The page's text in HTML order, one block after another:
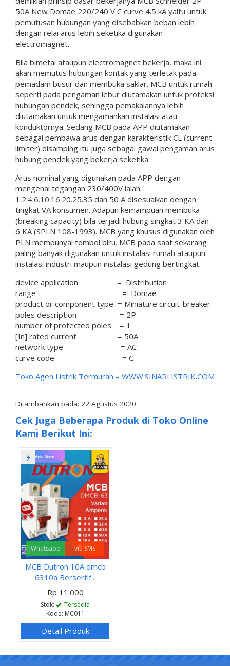
50A New Domae 220/240 V C curve 4.5 kA yaitu untuk
pemutusan hubungan yang disebabkan beban lebih
dengan relai arus lebih seketika digunakan
electromagnet.
Bila bimetal ataupun electromagnet bekerja, maka ini
akan memutus hubungan kontak yang terletak pada
pemadam busur dan membuka saklar. MCB untuk rumah
seperti pada pengaman lebur diutamakan untuk proteksi
hubungan pendek, sehingga pemakaiannya lebih
diutamakan untuk mengamankan instalasi atau
konduktornya. Sedang MCB pada APP diutamakan
sebagai pembawa arus dengan karakteristik CL (current
limiter) disamping itu juga sebagai gawai pengaman arus
hubung pendek yang bekerja seketika.
Arus nominal yang digunakan pada APP dengan
mengenal tegangan 230/400V ialah:
1.2.4.6.10.16.20.25.35 dan 50 A disesuaikan dengan
tingkat VA konsumen. Adapun kemampuan membuka
(breaking capacity) bila terjadi hubung singkat 3 KA dan
6 KA (SPLN 108-1993). MCB yang khusus digunakan oleh
PLN mempunyai tombol biru. MCB pada saat sekarang
paling banyak digunakan untuk instalasi rumah ataupun
instalasi industri maupun instalasi gedung bertingkat.
device application = Distribution
range = Domae
product or component type = Miniature circuit-breaker
poles description = 2P
number of protected poles = 1
[In] rated current = 50A
network type = AC
curve code = C
Toko Agen Listrik Termurah – WWW.SINARLISTRIK.COM
Ditambahkan pada: 22 Agustus 2020
Cek Juga Beberapa Produk di Toko Online
Kami Berikut Ini:
Whatsapp via SMS
MCB Dutron 10A dmcb
6310a Bersertif...
Rp 11.000
Stok:
Tersedia
Kode: MC011
Detail Produk